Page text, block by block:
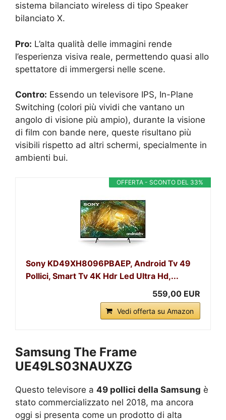
sistema bilanciato wireless di tipo Speaker
bilanciato X.
Pro: L’alta qualità delle immagini rende
l’esperienza visiva reale, permettendo quasi allo
spettatore di immergersi nelle scene.
Contro: Essendo un televisore IPS, In-Plane
Switching (colori più vividi che vantano un
angolo di visione più ampio), durante la visione
di film con bande nere, queste risultano più
visibili rispetto ad altri schermi, specialmente in
ambienti bui.
OFFERTA - SCONTO DEL 33%
Sony KD49XH8096PBAEP, Android Tv 49
Pollici, Smart Tv 4K Hdr Led Ultra Hd,...
559,00 EUR
Vedi offerta su Amazon
Samsung The Frame
UE49LS03NAUXZG
Questo televisore a 49 pollici della Samsung è
stato commercializzato nel 2018, ma ancora
oggi si presenta come un prodotto di alta